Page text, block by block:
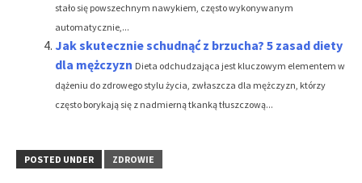
stało się powszechnym nawykiem, często wykonywanym
automatycznie,...
Jak skutecznie schudnąć z brzucha? 5 zasad diety
dla mężczyzn Dieta odchudzająca jest kluczowym elementem w
dążeniu do zdrowego stylu życia, zwłaszcza dla mężczyzn, którzy
często borykają się z nadmierną tkanką tłuszczową...
POSTED UNDER ZDROWIE